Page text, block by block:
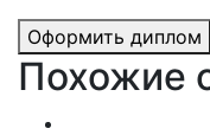
Оформить диплом
Похожие